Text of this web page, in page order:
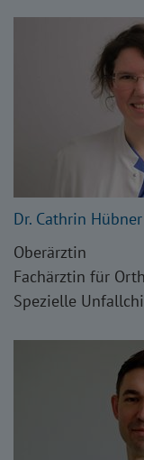
Dr. Cathrin Hübner
Oberärztin
Fachärztin für
Spezielle